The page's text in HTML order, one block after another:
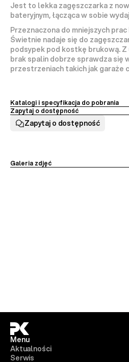
Jest to lekka zagęszczarka z
bateryjnym, łącząca w sobie
Przeznaczona do mniejszych
Świetnie nadaje się do
podsypek pod kostkę brukową. Z
brak spalin dobrze sprawdza się
przestrzeniach takich jak garaże
Katalogi i specyfikacja do pobrania
Zapytaj o dostępność
Zapytaj o dostępność
Galeria zdjęć
Menu
Aktualności
Serwis